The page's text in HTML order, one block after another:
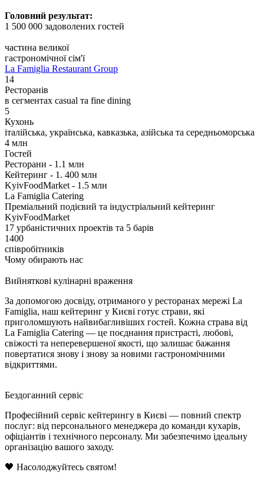
Головний результат:
1 500 000 задоволених гостей
частина великої
гастрономічної сім'ї
La Famiglia Restaurant Group
14
Ресторанів
в сегментах casual та fine dining
5
Кухонь
італійська, українська, кавказька, азійська та середньоморська
4 млн
Гостей
Ресторани - 1.1 млн
Кейтеринг - 1. 400 млн
KyivFoodMarket - 1.5 млн
La Famiglia Catering
Преміальний подієвий та індустріальний кейтеринг
KyivFoodMarket
17 урбаністичних проектів та 5 барів
1400
співробітників
Чому обирають нас
Вийняткові кулінарні враження
За допомогою досвіду, отриманого у ресторанах мережі La
Famiglia, наш кейтеринг у Києві готує страви, які
приголомшують найвибагливіших гостей. Кожна страва від
La Famiglia Catering — це поєднання пристрасті, любові,
свіжості та неперевершеної якості, що залишає бажання
повертатися знову і знову за новими гастрономічними
відкриттями.
Бездоганний сервіс
Професійний сервіс кейтерингу в Києві — повний спектр
послуг: від персонального менеджера до команди кухарів,
офіціантів і технічного персоналу. Ми забезпечимо ідеальну
організацію вашого заходу.
🖤 Насолоджуйтесь святом!